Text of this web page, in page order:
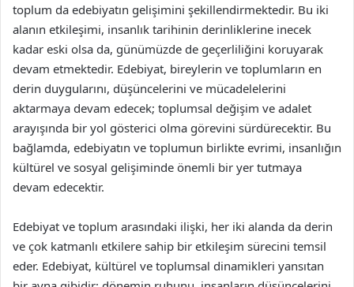
toplum da edebiyatın gelişimini şekillendirmektedir. Bu iki
alanın etkileşimi, insanlık tarihinin derinliklerine inecek
kadar eski olsa da, günümüzde de geçerliliğini koruyarak
devam etmektedir. Edebiyat, bireylerin ve toplumların en
derin duygularını, düşüncelerini ve mücadelelerini
aktarmaya devam edecek; toplumsal değişim ve adalet
arayışında bir yol gösterici olma görevini sürdürecektir. Bu
bağlamda, edebiyatın ve toplumun birlikte evrimi, insanlığın
kültürel ve sosyal gelişiminde önemli bir yer tutmaya
devam edecektir.
Edebiyat ve toplum arasındaki ilişki, her iki alanda da derin
ve çok katmanlı etkilere sahip bir etkileşim sürecini temsil
eder. Edebiyat, kültürel ve toplumsal dinamikleri yansıtan